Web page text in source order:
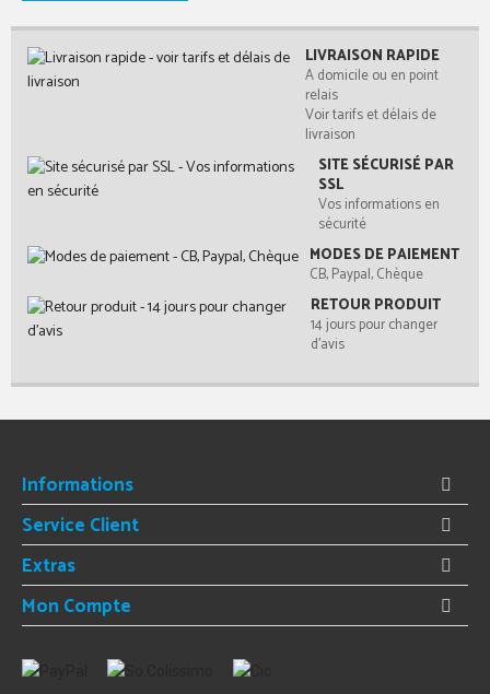
LIVRAISON RAPIDE
A domicile ou en point
relais
Voir tarifs et délais de
livraison
SITE SÉCURISÉ PAR
SSL
Vos informations en
sécurité
MODES DE PAIEMENT
CB, Paypal, Chèque
RETOUR PRODUIT
14 jours pour changer
d'avis
Informations
Service Client
Extras
Mon Compte